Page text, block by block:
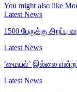
You might also like
Latest News
1500 பேருக்கு
Latest News
‘மையல்’ இல்லை
Latest News